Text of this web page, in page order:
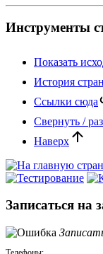
Инструменты
Показать
История
Ссылки сюда
Свернуть /
Наверх
Записаться на